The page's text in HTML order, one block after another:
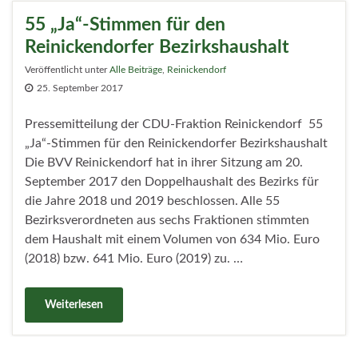
55 „Ja“-Stimmen für den
Reinickendorfer Bezirkshaushalt
Veröffentlicht unterAlle Beiträge Reinickendorf
25. September 2017
Pressemitteilung der CDU-Fraktion Reinickendorf 55
„Ja“-Stimmen für den Reinickendorfer Bezirkshaushalt
Die BVV Reinickendorf hat in ihrer Sitzung am 20.
September 2017 den Doppelhaushalt des Bezirks für
die Jahre 2018 und 2019 beschlossen. Alle 55
Bezirksverordneten aus sechs Fraktionen stimmten
dem Haushalt mit einem Volumen von 634 Mio. Euro
(2018) bzw. 641 Mio. Euro (2019) zu. …
Weiterlesen